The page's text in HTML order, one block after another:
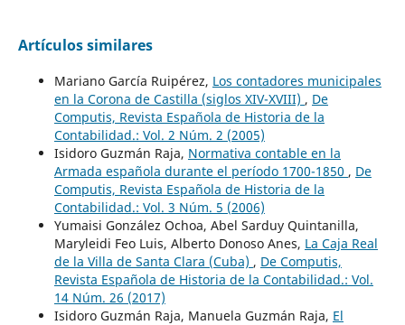
Artículos similares
Mariano García Ruipérez, Los contadores municipales
en la Corona de Castilla (siglos XIV-XVIII) , De
Computis, Revista Española de Historia de la
Contabilidad.: Vol. 2 Núm. 2 (2005)
Isidoro Guzmán Raja, Normativa contable en la
Armada española durante el período 1700-1850 , De
Computis, Revista Española de Historia de la
Contabilidad.: Vol. 3 Núm. 5 (2006)
Yumaisi González Ochoa, Abel Sarduy Quintanilla,
Maryleidi Feo Luis, Alberto Donoso Anes, La Caja Real
de la Villa de Santa Clara (Cuba) , De Computis,
Revista Española de Historia de la Contabilidad.: Vol.
14 Núm. 26 (2017)
Isidoro Guzmán Raja, Manuela Guzmán Raja, El